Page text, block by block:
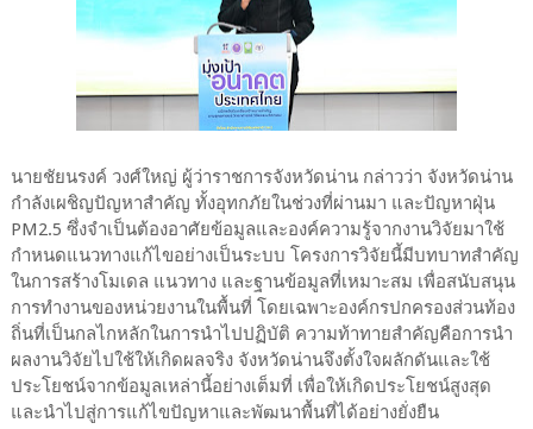
นายชัยนรงค์ วงศ์ใหญ่ ผู้ว่าราชการจังหวัดน่าน กล่าวว่า จังหวัดน่าน
กำลังเผชิญปัญหาสำคัญ ทั้งอุทกภัยในช่วงที่ผ่านมา และปัญหาฝุ่น
PM2.5 ซึ่งจำเป็นต้องอาศัยข้อมูลและองค์ความรู้จากงานวิจัยมาใช้
กำหนดแนวทางแก้ไขอย่างเป็นระบบ โครงการวิจัยนี้มีบทบาทสำคัญ
ในการสร้างโมเดล แนวทาง และฐานข้อมูลที่เหมาะสม เพื่อสนับสนุน
การทำงานของหน่วยงานในพื้นที่ โดยเฉพาะองค์กรปกครองส่วนท้อง
ถิ่นที่เป็นกลไกหลักในการนำไปปฏิบัติ ความท้าทายสำคัญคือการนำ
ผลงานวิจัยไปใช้ให้เกิดผลจริง จังหวัดน่านจึงตั้งใจผลักดันและใช้
ประโยชน์จากข้อมูลเหล่านี้อย่างเต็มที่ เพื่อให้เกิดประโยชน์สูงสุด
และนำไปสู่การแก้ไขปัญหาและพัฒนาพื้นที่ได้อย่างยั่งยืน